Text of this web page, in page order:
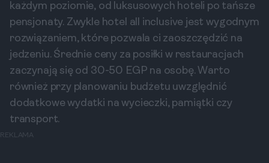
każdym poziomie, od luksusowych hoteli po tańsze
pensjonaty. Zwykle hotel all inclusive jest wygodnym
rozwiązaniem, które pozwala ci zaoszczędzić na
jedzeniu. Średnie ceny za posiłki w restauracjach
zaczynają się od 30-50 EGP na osobę. Warto
również przy planowaniu budżetu uwzględnić
dodatkowe wydatki na wycieczki, pamiątki czy
transport.
REKLAMA